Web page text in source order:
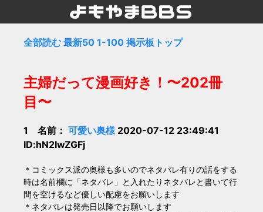
全部読む 最新50 1-100 掲示板トップ
主婦だって漫画好き！〜202冊
目〜
1 名前： 可愛い奥様2020-07-12 23:49:41
ID:hN2IwZGFj
＊コミックス派の奥様も多いのでネタバレ有りの話をする
時は名前欄に「ネタバレ」と入れたりネタバレと書いて行
間を空けるなど優しい配慮をお願いします
＊ネタバレは発売日以降でお願いします